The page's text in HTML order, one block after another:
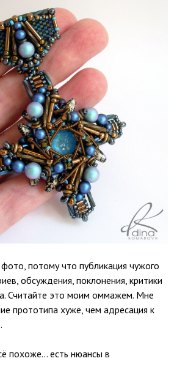
потому что публикация чужого
обсуждения, поклонения, критики
Считайте это моим оммажем. Мне
прототипа хуже, чем адресация к
похоже… есть нюансы в